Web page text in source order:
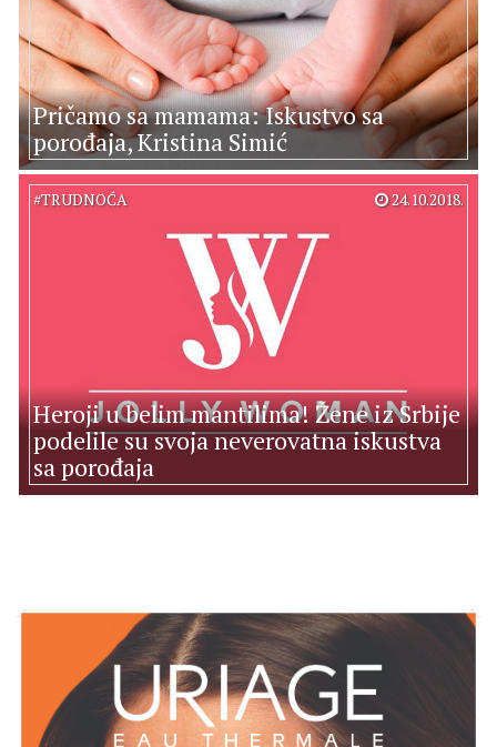
Pričamo sa mamama: Iskustvo sa
porođaja, Kristina Simić
Heroji u belim mantilima! Žene iz Srbije
podelile su svoja neverovatna iskustva
sa porođaja
#TRUDNOĆA 24.10.2018.